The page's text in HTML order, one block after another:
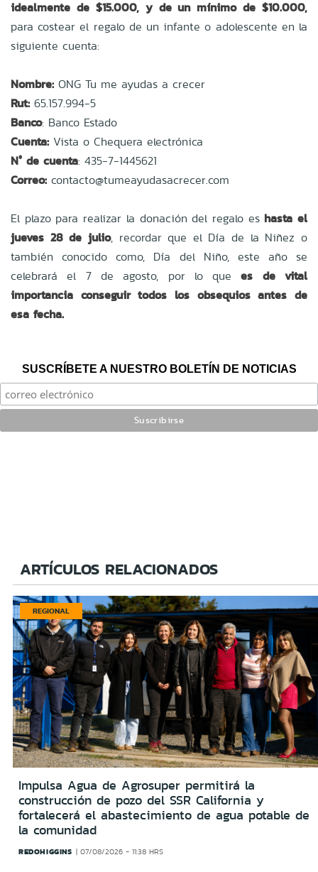
idealmente de $15.000, y de un mínimo de $10.000,
para costear el regalo de un infante o adolescente en la
siguiente cuenta:
Nombre: ONG Tu me ayudas a crecer
Rut: 65.157.994-5
Banco: Banco Estado
Cuenta: Vista o Chequera electrónica
N° de cuenta: 435-7-1445621
Correo: contacto@tumeayudasacrecer.com
El plazo para realizar la donación del regalo es hasta el
jueves 28 de julio, recordar que el Día de la Niñez o
también conocido como, Día del Niño, este año se
celebrará el 7 de agosto, por lo quees de vital
importancia conseguir todos los obsequios antes de
esa fecha.
SUSCRÍBETE A NUESTRO BOLETÍN DE NOTICIAS
ARTÍCULOS RELACIONADOS
REGIONAL
Impulsa Agua de Agrosuper permitirá la
construcción de pozo del SSR California y
fortalecerá el abastecimiento de agua potable de
la comunidad
REDOHIGGINS 07/08/2026 - 11:38 HRS